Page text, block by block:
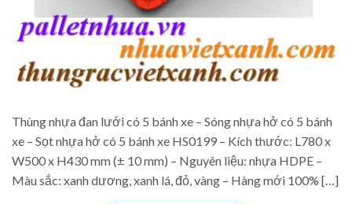
Thùng nhựa đan lưới có 5 bánh xe – Sóng nhựa hở có 5 bánh
xe – Sọt nhựa hở có 5 bánh xe HS0199 – Kích thước: L780 x
W500 x H430 mm (± 10 mm) – Nguyên liệu: nhựa HDPE –
Màu sắc: xanh dương, xanh lá, đỏ, vàng – Hàng mới 100% […]